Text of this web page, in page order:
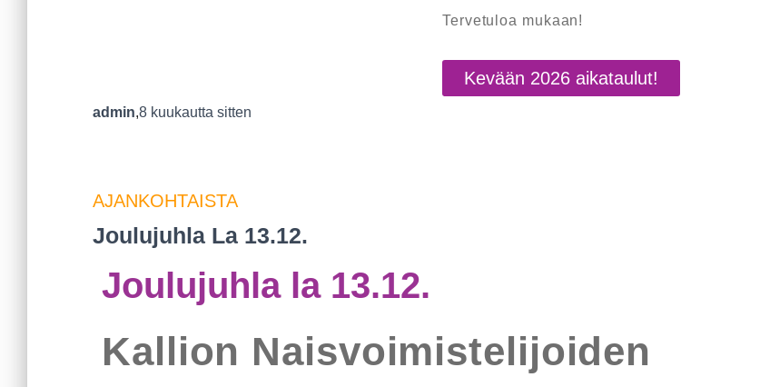
Tervetuloa mukaan!
Kevään 2026 aikataulut!
admin,8 kuukautta sitten
AJANKOHTAISTA
Joulujuhla La 13.12.
Joulujuhla la 13.12.
Kallion Naisvoimistelijoiden